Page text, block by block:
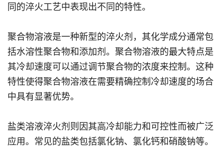
同的淬火工艺中表现出不同的特性。
聚合物溶液是一种新型的淬火剂，其化学成分通常包
括水溶性聚合物和添加剂。聚合物溶液的最大特点是
其冷却速度可以通过调节聚合物的浓度来控制。这种
特性使得聚合物溶液在需要精确控制冷却速度的场合
中具有显著优势。
盐类溶液淬火剂则因其高冷却能力和可控性而被广泛
应用。常见的盐类包括氯化钠、氯化钙和硝酸钠等。